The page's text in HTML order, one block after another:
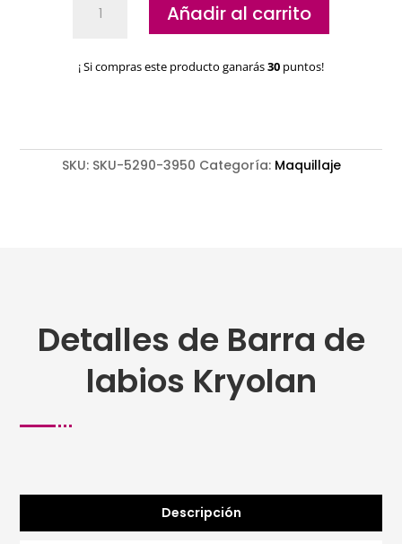
Kryolan
Añadir al carrito
¡ Si compras este producto ganarás30 puntos!
SKU: SKU-5290-3950 Categoría: Maquillaje
Detalles de Barra de
labios Kryolan
Descripción